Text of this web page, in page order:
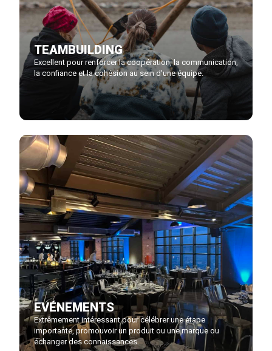
TEAMBUILDING
Excellent pour renforcer la coopération, la communication,
la confiance et la cohésion au sein d'une équipe.
EVÉNEMENTS
Extrêmement intéressant pour célébrer une étape
importante, promouvoir un produit ou une marque ou
échanger des connaissances.